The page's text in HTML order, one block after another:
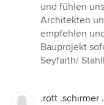
und fühlen
Architekten
empfehlen
Bauprojekt
Seyfarth/
.rott .schirmer